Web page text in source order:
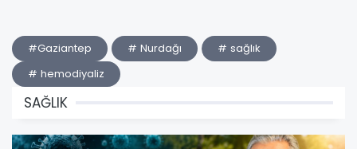
#Gaziantep # Nurdağı
# sağlık
# hemodiyaliz
SAĞLIK